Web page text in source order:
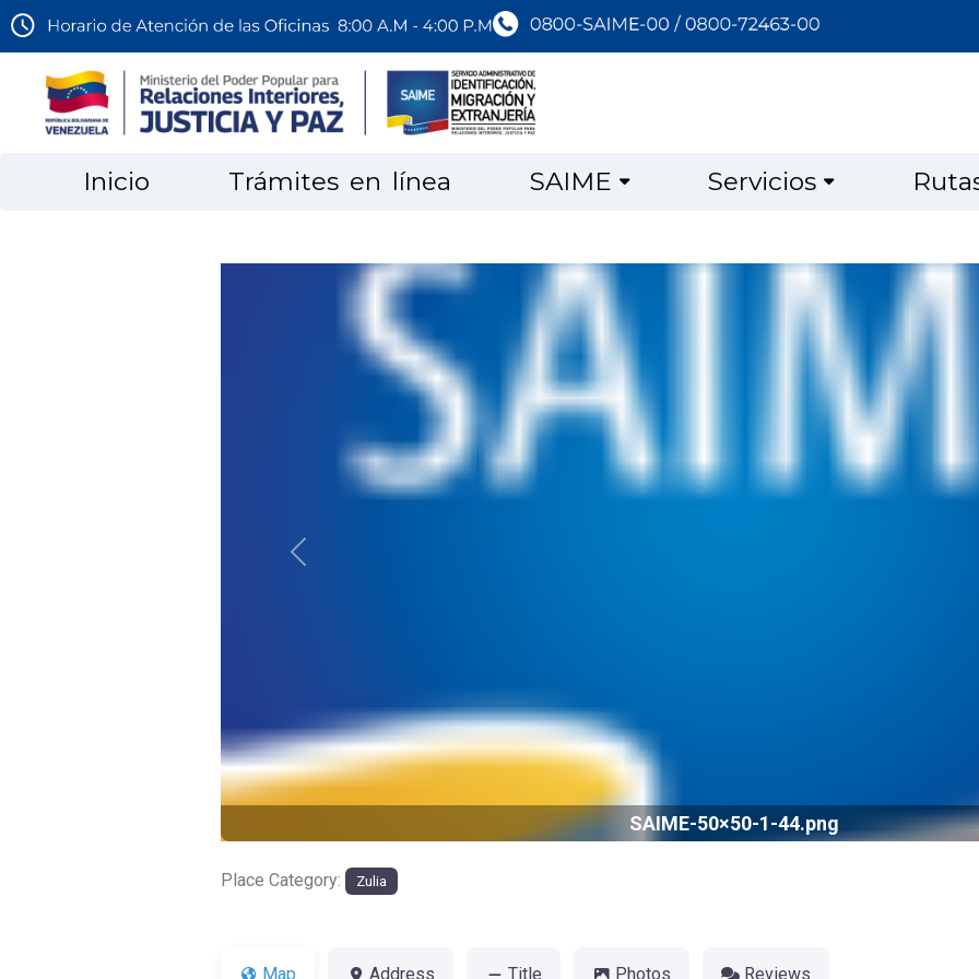
Inicio Trámites en línea SAIME Servicios
SAIME-50×50-1-44.png
Previous
Place Category: Zulia
Map Address Title Photos Reviews